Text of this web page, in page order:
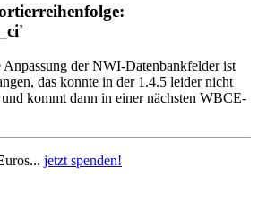
der NWI-Datenbankfelder ist
das konnte in der 1.4.5 leider nicht
kommt dann in einer nächsten WBCE-
uros... jetzt spenden!